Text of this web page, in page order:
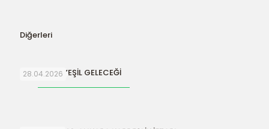
Diğerleri
28.04.2026
SURİYE’NİN YEŞİL GELECEĞİ